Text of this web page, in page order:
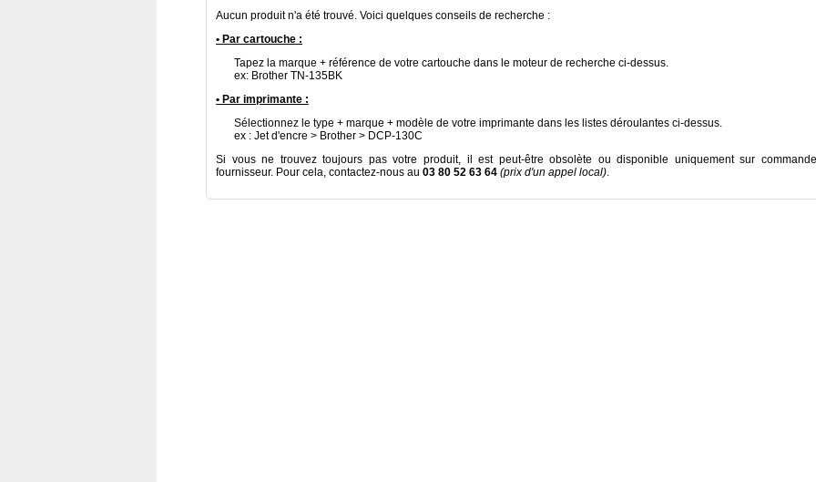
Aucun produit n'a été trouvé. Voici quelques conseils de recherche :
• Par cartouche :
Tapez la marque + référence de votre cartouche dans le moteur de recherche ci-dessus.
ex: Brother TN-135BK
• Par imprimante :
Sélectionnez le type + marque + modèle de votre imprimante dans les listes déroulantes ci-dessus.
ex : Jet d'encre > Brother > DCP-130C
Si vous ne trouvez toujours pas votre produit, il est peut-être obsolète ou disponible uniquement sur commande
fournisseur. Pour cela, contactez-nous au 03 80 52 63 64 (prix d'un appel local)